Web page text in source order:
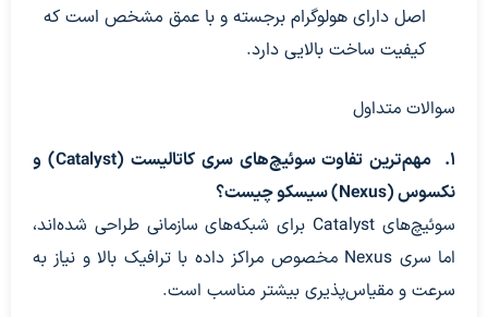
اصل دارای هولوگرام برجسته و با عمق مشخص است که
کیفیت ساخت بالایی دارد.
سوالات متداول
1. مهم‌ترین تفاوت سوئیچ‌های سری کاتالیست (Catalyst) و
نکسوس (Nexus
) سیسکو چیست؟
سوئیچ‌های Catalyst برای شبکه‌های سازمانی طراحی شده‌اند،
اما سری Nexus مخصوص مراکز داده با ترافیک بالا و نیاز به
سرعت و مقیاس‌پذیری بیشتر مناسب است.